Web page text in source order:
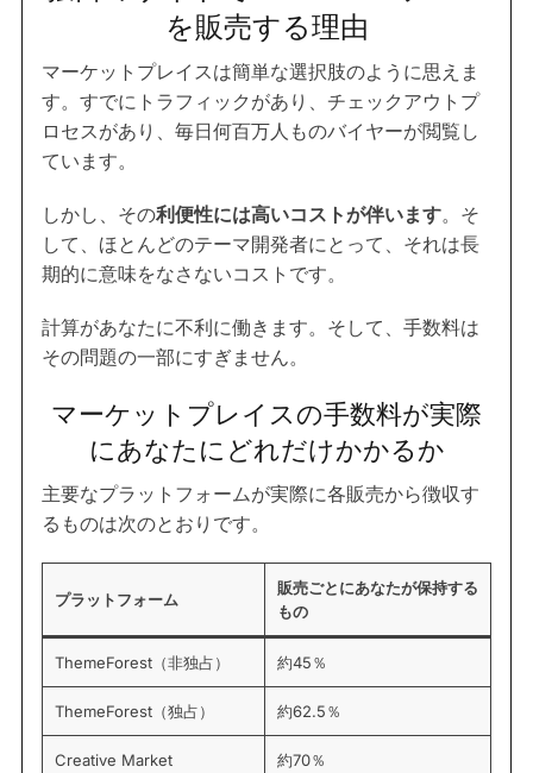
を販売する理由
マーケットプレイスは簡単な選択肢のように思えま
す。すでにトラフィックがあり、チェックアウトプ
ロセスがあり、毎日何百万人ものバイヤーが閲覧し
ています。
しかし、その利便性には高いコストが伴います。そ
して、ほとんどのテーマ開発者にとって、それは長
期的に意味をなさないコストです。
計算があなたに不利に働きます。そして、手数料は
その問題の一部にすぎません。
マーケットプレイスの手数料が実際
にあなたにどれだけかかるか
主要なプラットフォームが実際に各販売から徴収す
るものは次のとおりです。
プラットフォーム
販売ごとにあなたが保持する
もの
ThemeForest（非独占） 約45％
ThemeForest（独占） 約62.5％
Creative Market 約70％